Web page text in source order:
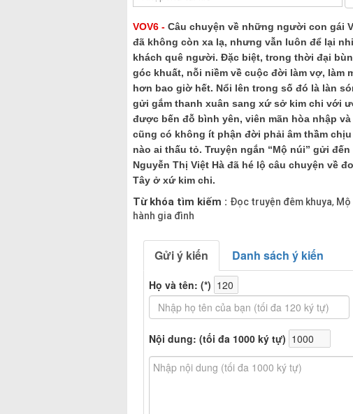
VOV6 - Câu chuyện về những người con gái
đã không còn xa lạ, nhưng vẫn luôn để lại
khách quê người. Đặc biệt, trong thời đại
góc khuất, nỗi niềm về cuộc đời làm vợ, làm
hơn bao giờ hết. Nổi lên trong số đó là làn
gửi gắm thanh xuân sang xứ sở kim chi với
được bến đỗ bình yên, viên mãn hòa nhập
cũng có không ít phận đời phải âm thầm
nào ai thấu tỏ. Truyện ngắn “Mộ núi” gửi
Nguyễn Thị Việt Hà đã hé lộ câu chuyện về
Tây ở xứ kim chi.
Từ khóa tìm kiếm : Đọc truyện đêm khuya, Mộ
hành gia đình